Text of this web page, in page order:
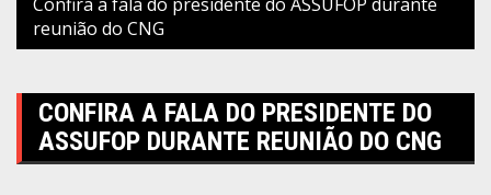
reunião do CNG
CONFIRA A FALA DO PRESIDENTE DO
ASSUFOP DURANTE REUNIÃO DO CNG